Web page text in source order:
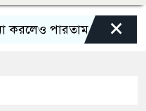
পারতাম : শাকিব খান
×